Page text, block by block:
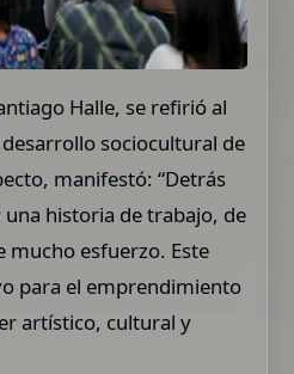
Halle, se refirió al
sociocultural de
manifestó: “Detrás
historia de trabajo, de
mucho esfuerzo. Este
para el emprendimiento
artístico, cultural y